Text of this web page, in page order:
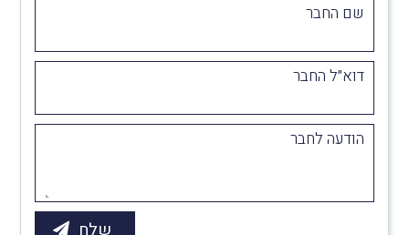
שם החבר
דוא״ל החבר
הודעה לחבר